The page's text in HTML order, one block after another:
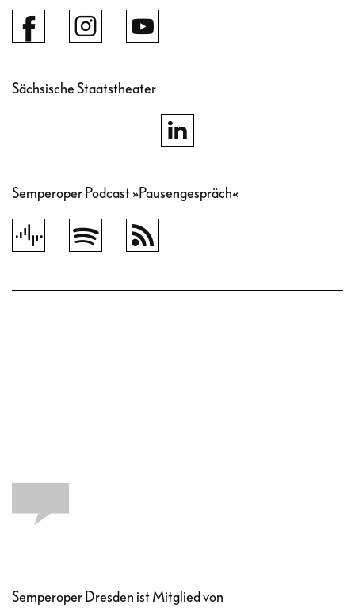
Sächsische Staatstheater
Semperoper Podcast »Pausengespräch«
Semperoper Dresden ist Mitglied von